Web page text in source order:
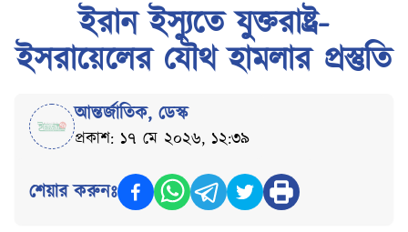
ইরান ইস্যুতে যুক্তরাষ্ট্র-
ইসরায়েলের যৌথ হামলার প্রস্তুতি
আন্তর্জাতিক, ডেস্ক
প্রকাশ: ১৭ মে ২০২৬, ১২:৩৯
শেয়ার করুনঃ